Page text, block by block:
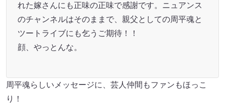
れた嫁さんにも正味の正味で感謝です。ニュアンス
のチャンネルはそのままで、親父としての周平魂と
ツートライブにも乞うご期待！！
顔、やっとんな。
周平魂らしいメッセージに、芸人仲間もファンもほっこ
り！